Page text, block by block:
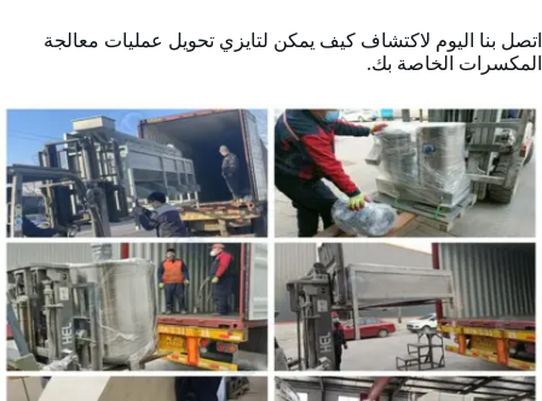
اتصل بنا اليوم لاكتشاف كيف يمكن لتايزي تحويل عمليات معالجة
المكسرات الخاصة بك.